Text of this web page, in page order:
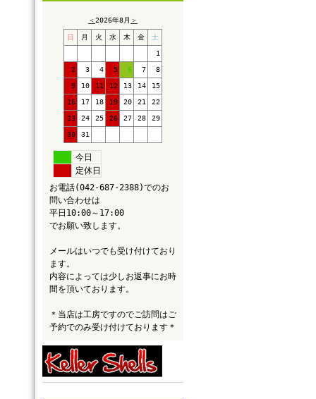
＜2026年8月 ＞
日 月 火 水 木 金 土
1
2 3 4 5 6 7 8
9 10 11 12 13 14 15
16 17 18 19 20 21 22
23 24 25 26 27 28 29
30 31
今日
定休日
お電話(042-687-2388)でのお
問い合わせは
平日10:00～17:00
でお願い致します。
メールはいつでも受け付けており
ます。
内容によっては少しお返事にお時
間を頂いております。
＊当店は工房ですのでご訪問はご
予約でのみ受け付けております＊